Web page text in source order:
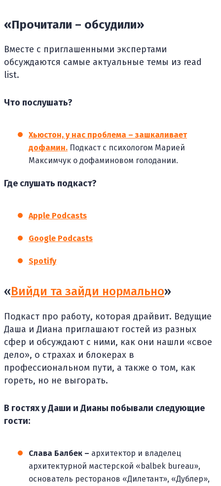
«Прочитали – обсудили»
Вместе с приглашенными экспертами
обсуждаются самые актуальные темы из read
list.
Что послушать?
Хьюстон, у нас проблема – зашкаливает
дофамин. Подкаст с психологом Марией
Максимчук о дофаминовом голодании.
Где слушать подкаст?
Apple Podcasts
Google Podcasts
Spotify
«Вийди та зайди нормально»
Подкаст про работу, которая драйвит. Ведущие
Даша и Диана приглашают гостей из разных
сфер и обсуждают с ними, как они нашли «свое
дело», о страхах и блокерах в
профессиональном пути, а также о том, как
гореть, но не выгорать.
В гостях у Даши и Дианы побывали следующие
гости:
Слава Балбек – архитектор и владелец
архитектурной мастерской «balbek bureau»,
основатель ресторанов «Дилетант», «Дублер»,